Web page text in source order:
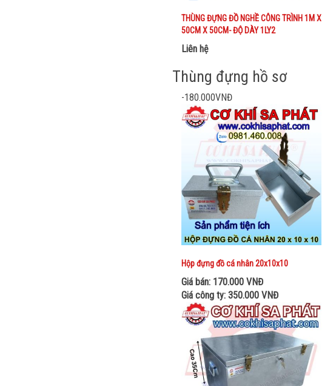
THÙNG ĐỰNG ĐỒ NGHỀ CÔNG TRÌNH 1M X
50CM X 50CM- ĐỘ DÀY 1LY2
Liên hệ
Thùng đựng hồ sơ
-180.000VNĐ
Hộp đựng đồ cá nhân 20x10x10
Giá bán: 170.000 VNĐ
Giá công ty: 350.000 VNĐ